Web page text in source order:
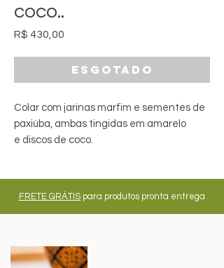
coco..
R$ 430,00
Esgotado
Colar com jarinas marfim e sementes de
paxiúba, ambas tingidas em amarelo
e discos de coco.
FRETE GRÁTIS para produtos pronta entrega